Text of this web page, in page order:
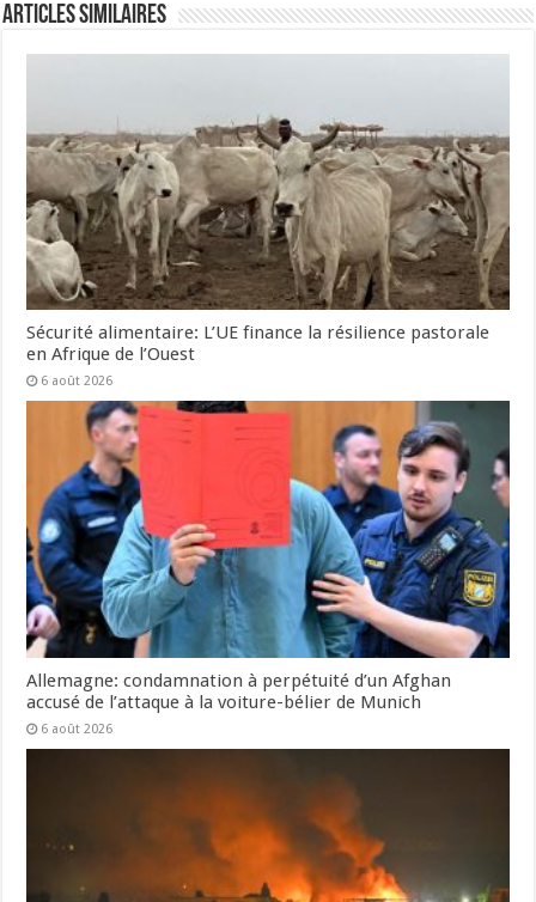
Articles Similaires
Sécurité alimentaire: L’UE finance la résilience pastorale
en Afrique de l’Ouest
6 août 2026
Allemagne: condamnation à perpétuité d’un Afghan
accusé de l’attaque à la voiture-bélier de Munich
6 août 2026